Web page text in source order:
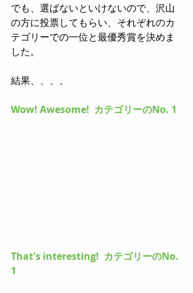
でも、選ばないといけないので、沢山
の方に投票してもらい、それぞれのカ
テゴリーでの一位と最優秀賞を決めま
した。
結果、、、、
Wow! Awesome!  カテゴリーのNo. 1
That's interesting!  カテゴリーのNo.
1